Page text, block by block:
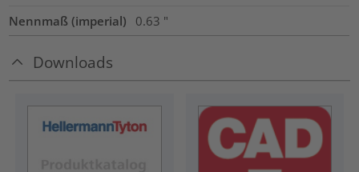
Nennmaß (imperial) 0.63 "
Downloads